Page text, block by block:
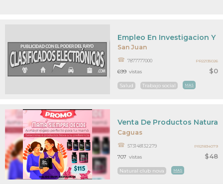
San Juan
$0
Empleo En Investigacion Y
7877777000
Salud Trabajo social MAS
699 vistas
PR22135026
Caguas
$48
Venta De Productos
573148132279
Natural club nova MAS
707 vistas
PR21834079